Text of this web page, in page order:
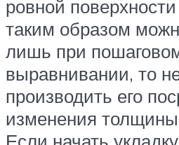
ровной
таким образом
лишь при
выравнивании, то
производить его
изменения толщины
Если начать